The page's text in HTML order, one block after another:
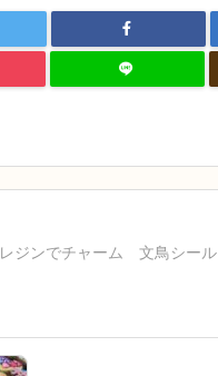
レジンでチャーム 文鳥シール